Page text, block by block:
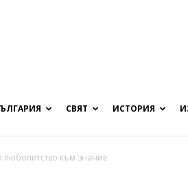
СВЯТ ИСТОРИЯ
любопитство към знание